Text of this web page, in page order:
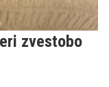
zvestobo